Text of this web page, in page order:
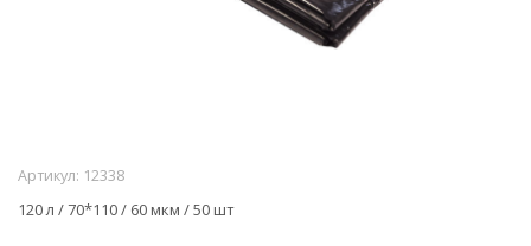
Артикул: 12338
120 л /70*110 / 60 мкм / 50 шт